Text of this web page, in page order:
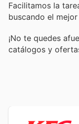
Facilitamos la
buscando el
¡No te quedes
catálogos y